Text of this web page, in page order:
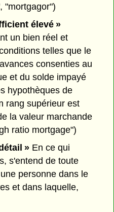
"mortgagor")
élevé »
un bien réel et
telles que le
consenties au
et du solde impayé
hypothèques de
rang supérieur est
la valeur marchande
ratio mortgage")
»En ce qui
s'entend de toute
personne dans le
et dans laquelle,